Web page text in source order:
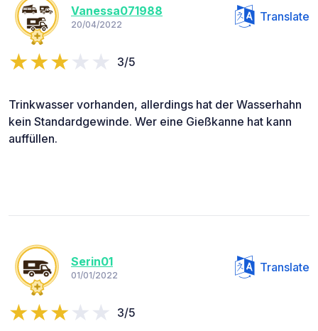
Vanessa071988
20/04/2022
Translate
3/5
Trinkwasser vorhanden, allerdings hat der Wasserhahn
kein Standardgewinde. Wer eine Gießkanne hat kann
auffüllen.
Serin01
01/01/2022
Translate
3/5